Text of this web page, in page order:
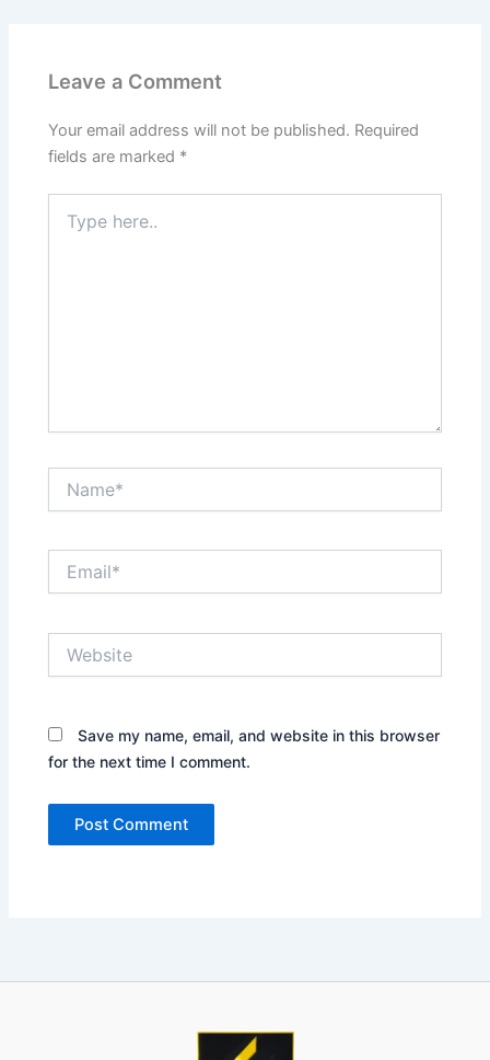
Leave a Comment
Your email address will not be published. Required
fields are marked *
here..
Save my name, email, and website in this browser
for the next time I comment.